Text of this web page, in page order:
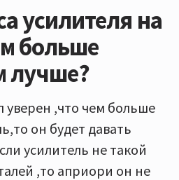
усилителя на
больше
лучше?
уверен ,что чем больше
он будет давать
усилитель не такой
,то априори он не